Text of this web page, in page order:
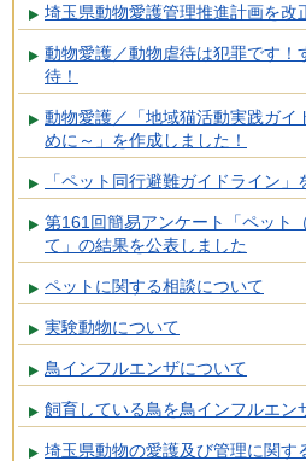
埼玉県動物愛護管理推進計画を改
動物愛護／動物虐待は犯罪です！
待！
動物愛護／「地域猫活動実践ガイ
めに～」を作成しました！
「ペット同行避難ガイドライン」
第161回簡易アンケート「ペット
て」の結果を公表しました
ペットに関する相談について
実験動物について
鳥インフルエンザについて
飼育している鳥を鳥インフルエン
埼玉県動物の愛護及び管理に関す